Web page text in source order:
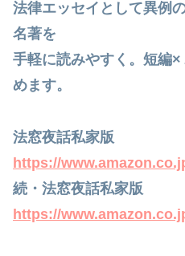
法律エッセイとして異例
名著を
手軽に読みやすく。短編
めます。
法窓夜話私家版
https://
続・法窓夜話私家版
https://